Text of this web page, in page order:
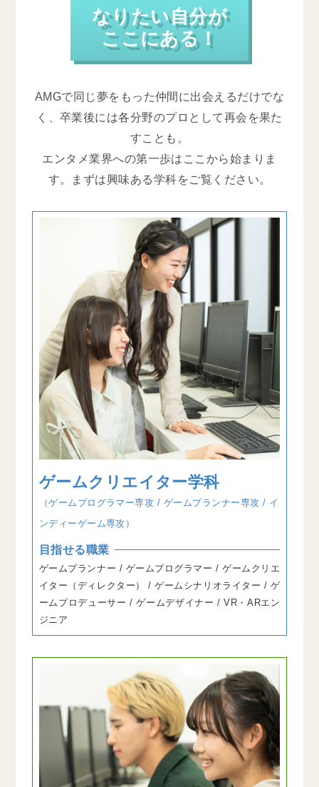
なりたい自分が
ここにある！
AMGで同じ夢をもった仲間に出会えるだけでな
く、卒業後には各分野のプロとして再会を果た
すことも。
エンタメ業界への第一歩はここから始まりま
す。まずは興味ある学科をご覧ください。
ゲームクリエイター学科
（ゲームプログラマー専攻 / ゲームプランナー専攻 / イ
ンディーゲーム専攻）
目指せる職業
ゲームプランナー / ゲームプログラマー / ゲームクリエ
イター（ディレクター） / ゲームシナリオライター / ゲ
ームプロデューサー / ゲームデザイナー / VR・ARエン
ジニア